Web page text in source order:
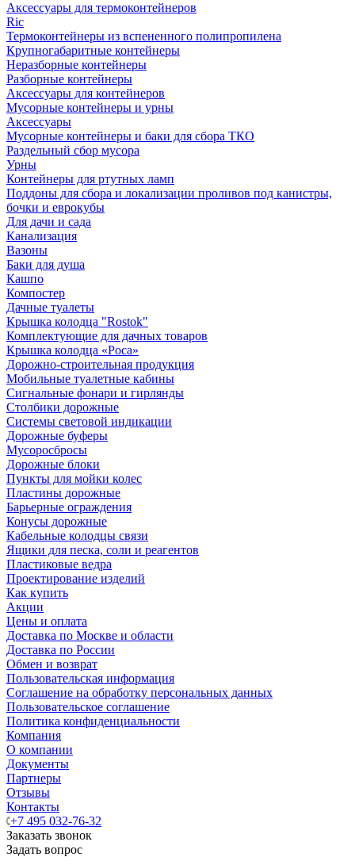
Аксессуары для термоконтейнеров
Ric
Термоконтейнеры из вспененного полипропилена
Крупногабаритные контейнеры
Неразборные контейнеры
Разборные контейнеры
Аксессуары для контейнеров
Мусорные контейнеры и урны
Аксессуары
Мусорные контейнеры и баки для сбора ТКО
Раздельный сбор мусора
Урны
Контейнеры для ртутных ламп
Поддоны для сбора и локализации проливов под канистры,
бочки и еврокубы
Для дачи и сада
Канализация
Вазоны
Баки для душа
Кашпо
Компостер
Дачные туалеты
Крышка колодца "Rostok"
Комплектующие для дачных товаров
Крышка колодца «Роса»
Дорожно-строительная продукция
Мобильные туалетные кабины
Сигнальные фонари и гирлянды
Столбики дорожные
Системы световой индикации
Дорожные буферы
Мусоросбросы
Дорожные блоки
Пункты для мойки колес
Пластины дорожные
Барьерные ограждения
Конусы дорожные
Кабельные колодцы связи
Ящики для песка, соли и реагентов
Пластиковые ведра
Проектирование изделий
Как купить
Акции
Цены и оплата
Доставка по Москве и области
Доставка по России
Обмен и возврат
Пользовательская информация
Соглашение на обработку персональных данных
Пользовательское соглашение
Политика конфиденциальности
Компания
О компании
Документы
Партнеры
Отзывы
Контакты
+7 495 032-76-32
Заказать звонок
Задать вопрос